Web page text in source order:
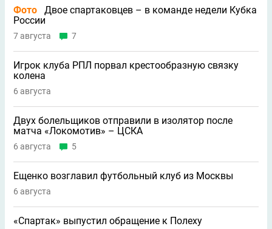
Фото
Двое спартаковцев – в команде недели Кубка
России
7 августа 7
Игрок клуба РПЛ порвал крестообразную связку
колена
6 августа
Двух болельщиков отправили в изолятор после
матча «Локомотив» – ЦСКА
6 августа 5
Ещенко возглавил футбольный клуб из Москвы
6 августа
«Спартак» выпустил обращение к Полеху